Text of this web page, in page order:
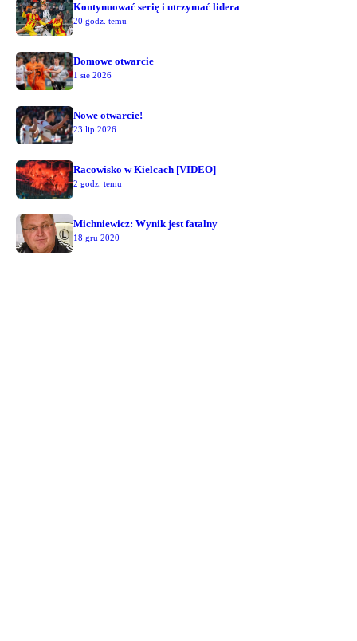
Kontynuować serię i utrzymać lidera
20 godz. temu
Domowe otwarcie
1 sie 2026
Nowe otwarcie!
23 lip 2026
Racowisko w Kielcach [VIDEO]
2 godz. temu
Michniewicz: Wynik jest fatalny
18 gru 2020